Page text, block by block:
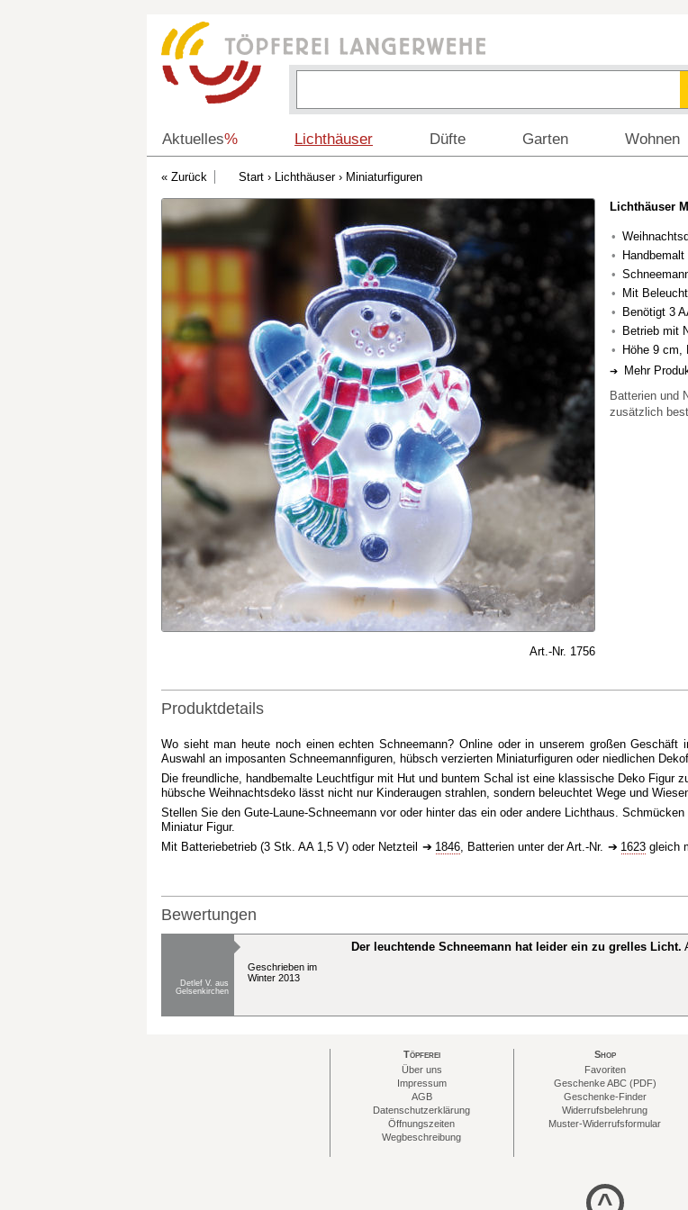
Aktuelles% Lichthäuser Düfte Garten Wohnen
Start › Lichthäuser› Miniaturfiguren
Art.-Nr. 1756
Lichthäuser
Handbemalt
Mit
Benötigt 3
Betrieb mit
Höhe 9 cm,
Mehr
Batterien und
zusätzlich
Produktdetails
Wo sieht man heute noch einen echten Schneemann? Online oder in unserem großen
Auswahl an imposanten Schneemannfiguren, hübsch verzierten Miniaturfiguren oder niedlichen
Die freundliche, handbemalte Leuchtfigur mit Hut und buntem Schal ist eine klassische Deko Figur
hübsche Weihnachtsdeko lässt nicht nur Kinderaugen strahlen, sondern beleuchtet Wege und
Stellen Sie den Gute-Laune-Schneemann vor oder hinter das ein oder andere Lichthaus.
Miniatur Figur.
Mit Batteriebetrieb (3 Stk. AA 1,5 V) oder Netzteil
1846, Batterien unter der Art.-Nr. 1623 gleich
Bewertungen
Detlef V. aus
Gelsenkirchen
Geschrieben im
Winter 2013
Der leuchtende Schneemann hat leider ein zu grelles Licht.
Töpferei
Über uns
Impressum
AGB
Datenschutzerklärung
Öffnungszeiten
Wegbeschreibung
Shop
Favoriten
Geschenke ABC (PDF)
Geschenke-Finder
Widerrufsbelehrung
Muster-Widerrufsformular
^